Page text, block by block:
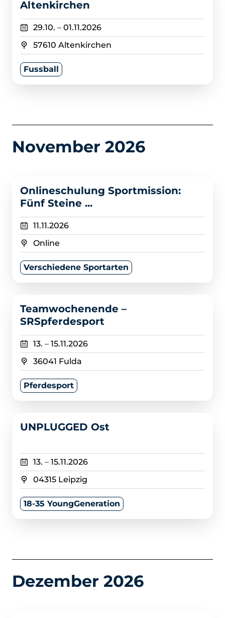
Altenkirchen
29.10. – 01.11.2026
57610 Altenkirchen
Fussball
November 2026
Onlineschulung Sportmission:
Fünf Steine ...
11.11.2026
Online
Verschiedene Sportarten
Teamwochenende –
SRSpferdesport
13. – 15.11.2026
36041 Fulda
Pferdesport
UNPLUGGED Ost
13. – 15.11.2026
04315 Leipzig
18-35 YoungGeneration
Dezember 2026